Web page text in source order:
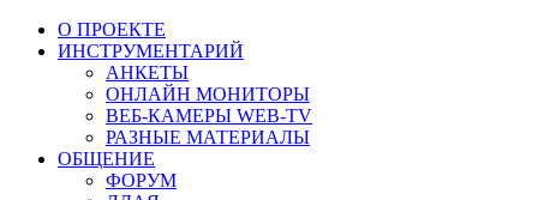
О ПРОЕКТЕ
ИНСТРУМЕНТАРИЙ
АНКЕТЫ
ОНЛАЙН МОНИТОРЫ
ВЕБ-КАМЕРЫ WEB-TV
РАЗНЫЕ МАТЕРИАЛЫ
ОБЩЕНИЕ
ФОРУМ